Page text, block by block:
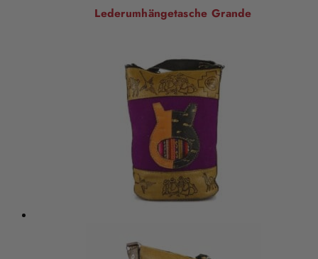
Lederumhängetasche Grande